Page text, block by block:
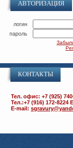
АВТОРИЗАЦИЯ
логин
пароль
КОНТАКТЫ
Тел. офис: +7 (925)
Тел.:+7 (916) 172-8224
E-mail: